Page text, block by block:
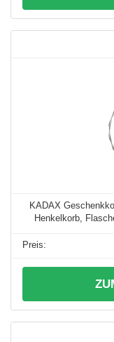
KADAX
Henkelkorb,